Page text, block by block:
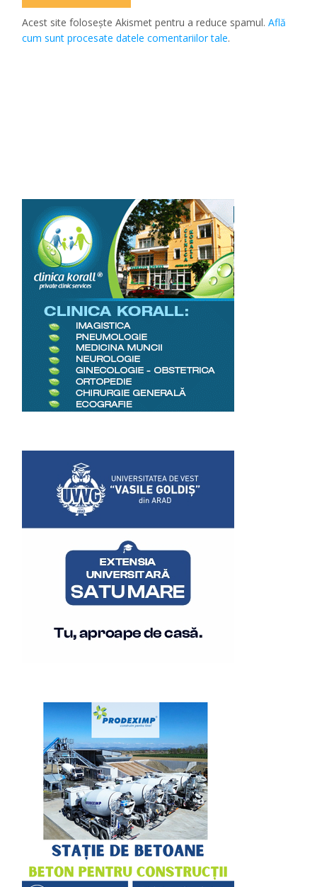
Acest site folosește Akismet pentru a reduce spamul.Află
cum sunt procesate datele comentariilor tale.